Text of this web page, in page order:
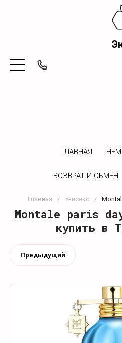
ГЛАВНАЯ
ВОЗВРАТ И ОБМЕН
Главная / Унисекс /
Montale paris
купить в
Предыдущий